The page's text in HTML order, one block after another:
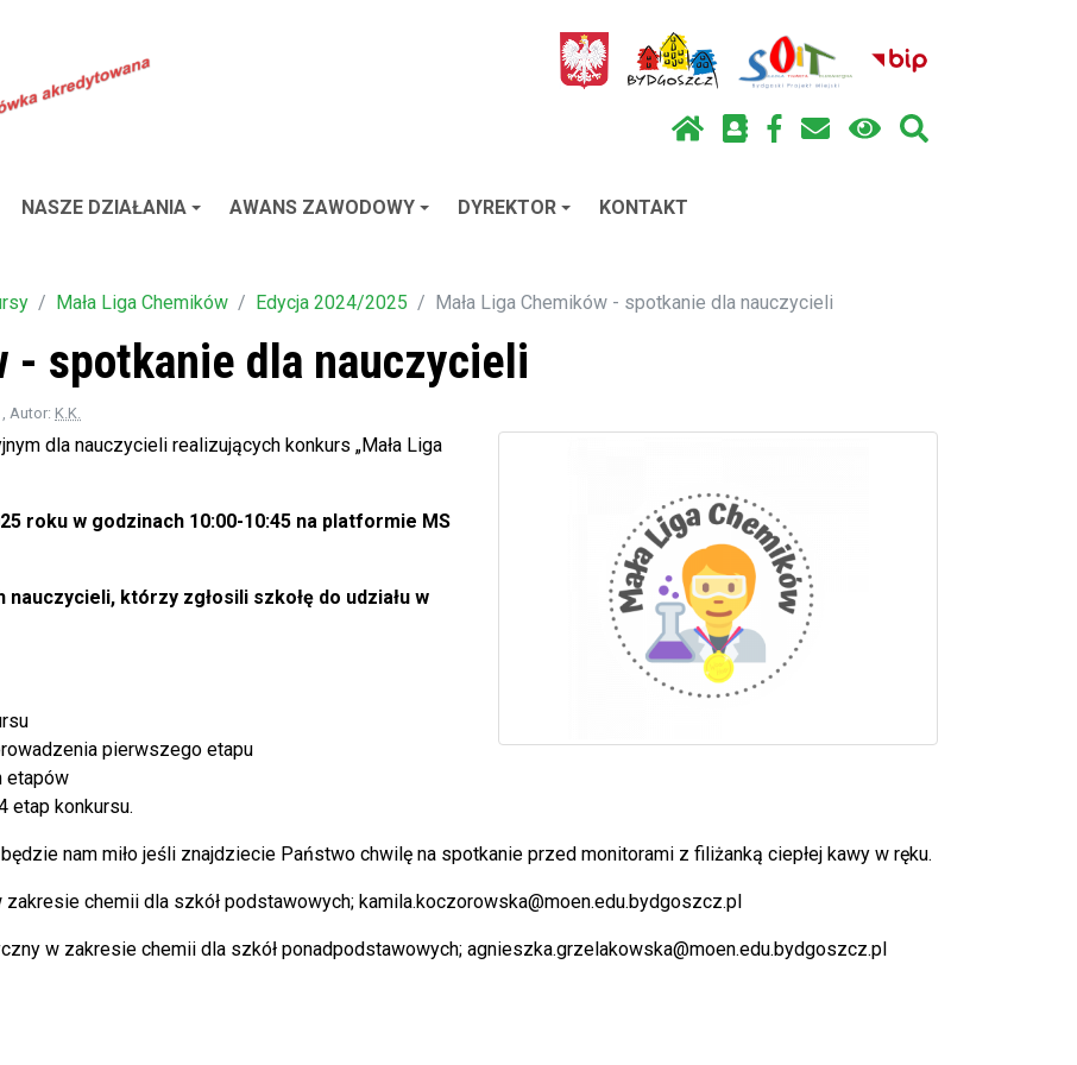
NASZE DZIAŁANIA AWANS ZAWODOWY DYREKTOR KONTAKT
Mała Liga Chemików Edycja 2024/2025 Mała Liga Chemików - spotkanie dla nauczycieli
- spotkanie dla nauczycieli
, Autor: K.K.
dla nauczycieli realizujących konkurs „Mała Liga
roku w godzinach 10:00-10:45 na platformie MS
którzy zgłosili szkołę do udziału w
pierwszego etapu
etapów
etap konkursu.
nam miło jeśli znajdziecie Państwo chwilę na spotkanie przed monitorami z filiżanką ciepłej kawy w ręku.
chemii dla szkół podstawowych; kamila.koczorowska@moen.edu.bydgoszcz.pl
w zakresie chemii dla szkół ponadpodstawowych; agnieszka.grzelakowska@moen.edu.bydgoszcz.pl